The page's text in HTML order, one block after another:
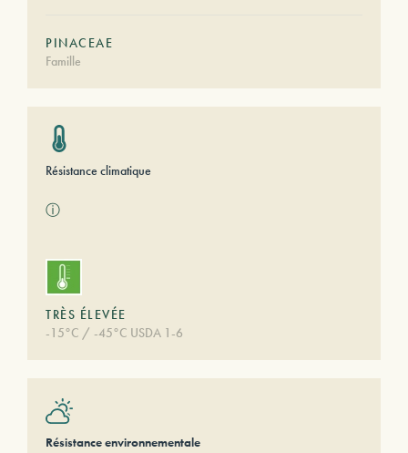
PINACEAE
Famille
Résistance climatique
ⓘ
TRÈS ÉLEVÉE
-15°C / -45°C USDA 1-6
Résistance environnementale